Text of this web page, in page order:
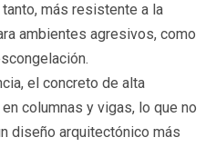
más resistente a la
ambientes agresivos, como
el concreto de alta
columnas y vigas, lo que no
diseño arquitectónico más